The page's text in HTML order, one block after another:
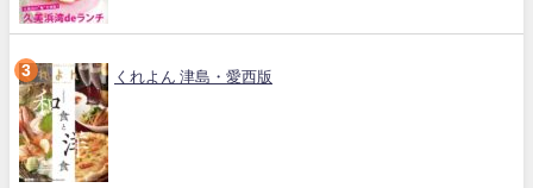
くれよん 津島・愛西版